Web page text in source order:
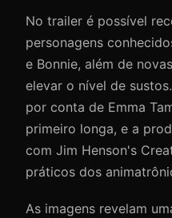
No trailer é possível
personagens
e Bonnie, além de
elevar o nível de
por conta de Emma
primeiro longa, e a
com Jim Henson's
práticos dos
As imagens revelam